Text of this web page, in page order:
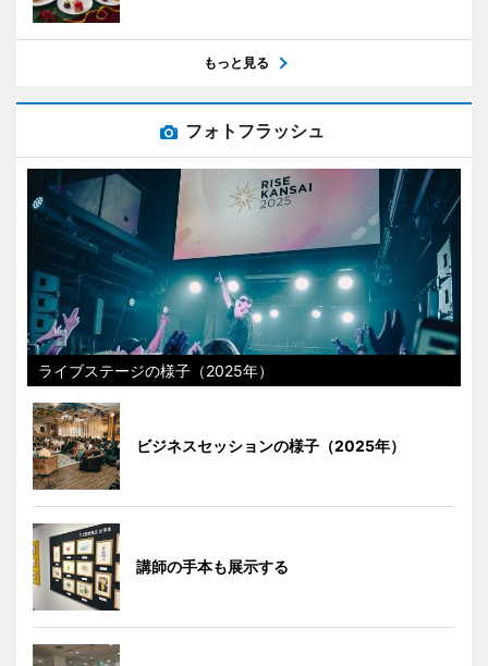
もっと見る
フォトフラッシュ
ライブステージの様子（2025年）
ビジネスセッションの様子（2025年）
講師の手本も展示する